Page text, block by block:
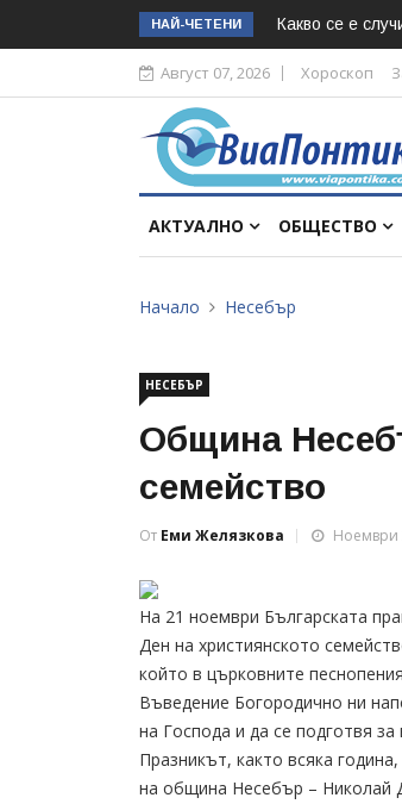
НАЙ-ЧЕТЕНИ Какво се е
Август 07, 2026 Хороскоп
АКТУАЛНО ОБЩЕСТВО
Начало Несебър
НЕСЕБЪР
Община
семейство
От Еми Желязкова Ноември
На 21 ноември Българската
Ден на християнското
който в църковните
Въведение Богородично ни
на Господа и да се подготвя
Празникът, както всяка
на община Несебър – Николай